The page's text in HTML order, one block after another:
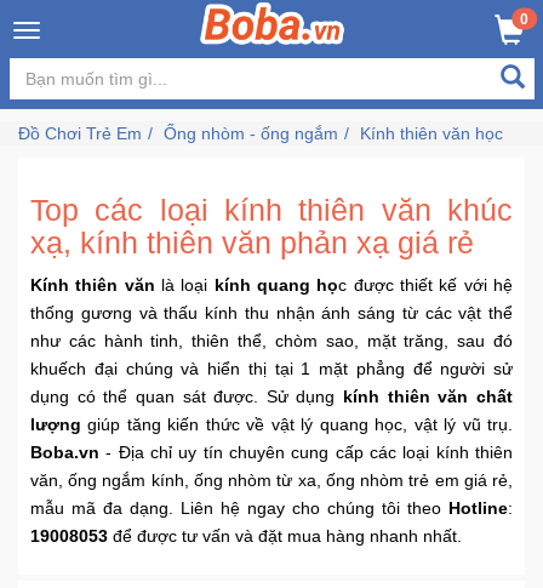
×
Đăng
nhập
Trang
Chủ
Đang
Bán
Chạy
0
Đồ Chơi Trẻ Em Ống nhòm - ống ngắm Kính thiên văn học
Top các loại kính thiên văn khúc
xạ, kính thiên văn phản xạ giá rẻ
Kính thiên văn là loại kính quang học được thiết kế với hệ
thống gương và thấu kính thu nhận ánh sáng từ các vật thể
như các hành tinh, thiên thể, chòm sao, mặt trăng, sau đó
khuếch đại chúng và hiển thị tại 1 mặt phẳng để người sử
dụng có thể quan sát được. Sử dụng kính thiên văn chất
lượnggiúp tăng kiến thức về vật lý quang học, vật lý vũ trụ.
Boba.vn - Địa chỉ uy tín chuyên cung cấp các loại kính thiên
văn, ống ngắm kính, ống nhòm từ xa, ống nhòm trẻ em giá rẻ,
mẫu mã đa dạng. Liên hệ ngay cho chúng tôi theo Hotline:
19008053 để được tư vấn và đặt mua hàng nhanh nhất.